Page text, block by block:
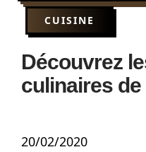
CUISINE
Découvrez
culinaires
20/02/2020